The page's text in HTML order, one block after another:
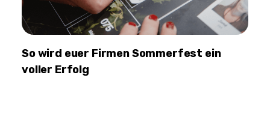
So wird euer Firmen Sommerfest ein
voller Erfolg